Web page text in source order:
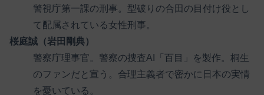
警視庁第一課の刑事。型破りの合田の目付け役とし
て配属されている女性刑事。
桜庭誠（岩田剛典）
警察庁理事官。警察の捜査AI「百目」を製作。桐生
のファンだと宣う。合理主義者で密かに日本の実情
を憂いている。